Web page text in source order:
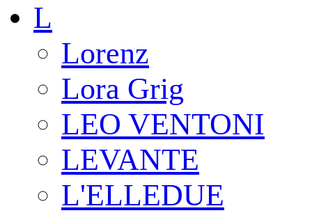
L
Lorenz
Lora Grig
LEO VENTONI
LEVANTE
L'ELLEDUE